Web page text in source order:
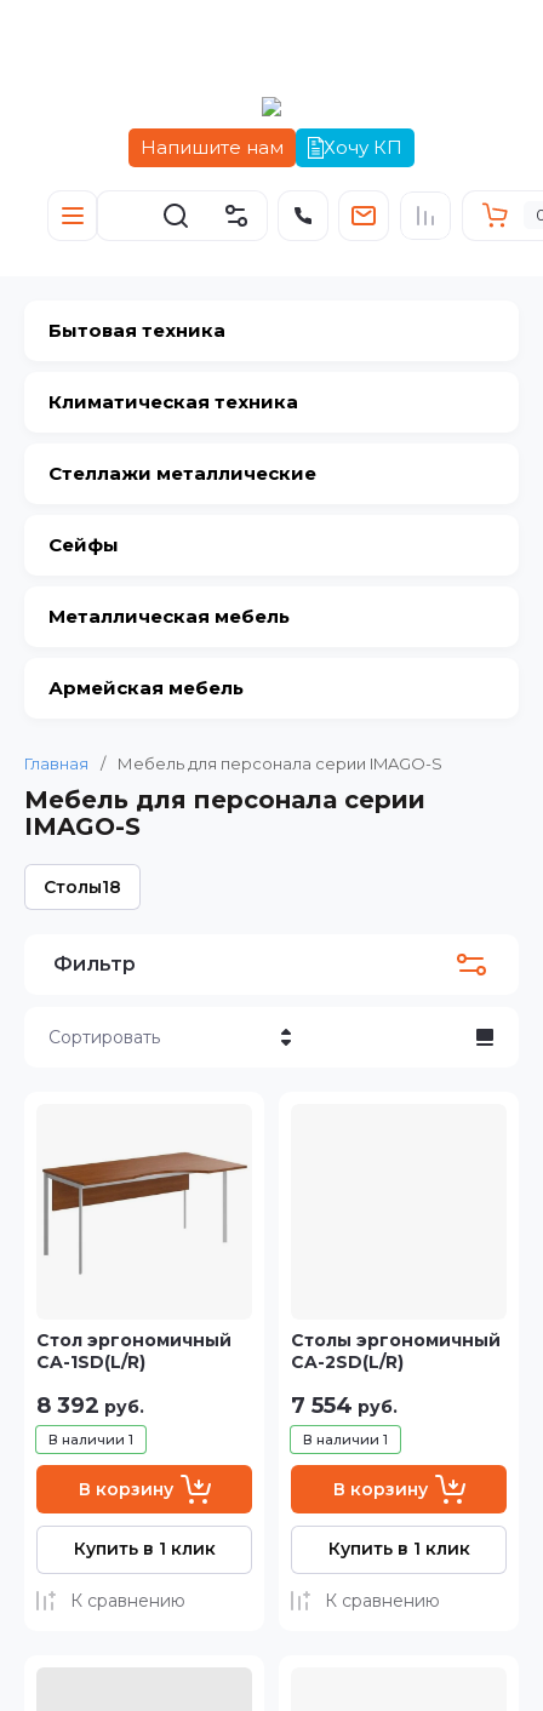
Напишите нам Хочу КП
Бытовая техника
Климатическая техника
Стеллажи металлические
Сейфы
Металлическая мебель
Армейская мебель
Главная / Мебель для персонала серии IMAGO-S
Мебель для персонала серии
IMAGO-S
Столы18
Фильтр
Сортировать
Название - Я-А
Название - А-Я
Стол эргономичный
CA-1SD(L/R)
В наличии 1
8 392 руб.
В корзину
Купить в 1 клик
К сравнению
Столы эргономичный
CA-2SD(L/R)
В наличии 1
7 554 руб.
В корзину
Купить в 1 клик
К сравнению